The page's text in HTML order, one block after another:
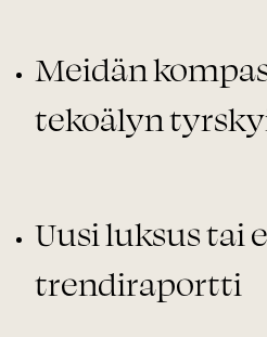
Meidän
tekoälyn
Uusi luksus tai
trendiraportti